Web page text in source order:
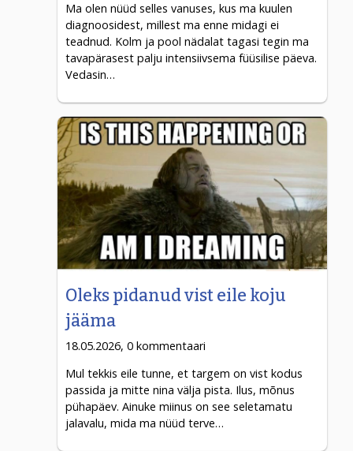
Ma olen nüüd selles vanuses, kus ma kuulen
diagnoosidest, millest ma enne midagi ei
teadnud. Kolm ja pool nädalat tagasi tegin ma
tavapärasest palju intensiivsema füüsilise päeva.
Vedasin…
Oleks pidanud vist eile koju
jääma
18.05.2026, 0 kommentaari
Mul tekkis eile tunne, et targem on vist kodus
passida ja mitte nina välja pista. Ilus, mõnus
pühapäev. Ainuke miinus on see seletamatu
jalavalu, mida ma nüüd terve…